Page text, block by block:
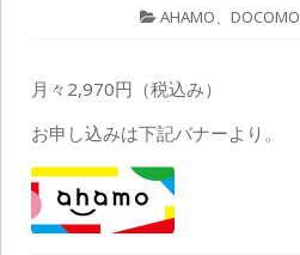
AHAMO、 DOCOMO
月々2,970円（税込み）
お申し込みは下記バナーより。